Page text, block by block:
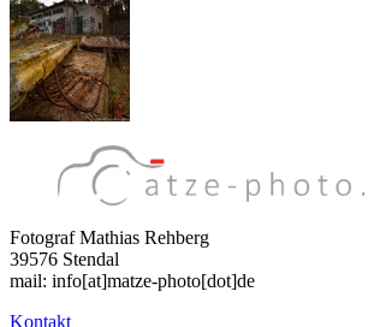
Fotograf Mathias Rehberg
39576 Stendal
mail: info[at]matze-photo[dot]de
Kontakt